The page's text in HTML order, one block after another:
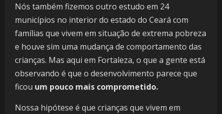
Nós também fizemos outro estudo em 24
municípios no interior do estado do Ceará com
famílias que vivem em situação de extrema pobreza
e houve sim uma mudança de comportamento das
crianças. Mas aqui em Fortaleza, o que a gente está
observando é que o desenvolvimento parece que
ficou um pouco mais comprometido.
Nossa hipótese é que crianças que vivem em